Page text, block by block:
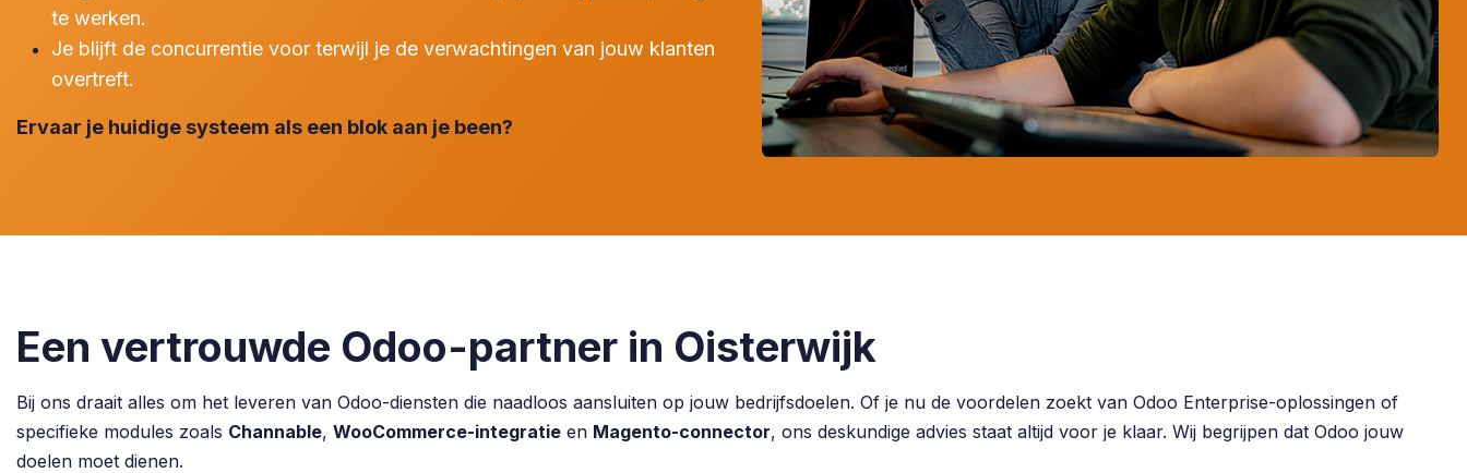
te werken.
Je blijft de concurrentie voor terwijl je de verwachtingen van jouw klanten
overtreft.
Ervaar je huidige systeem als een blok aan je been?
Een vertrouwde Odoo-partner in Oisterwijk
Bij ons draait alles om het leveren van Odoo-diensten die naadloos aansluiten op jouw bedrijfsdoelen. Of je nu de voordelen zoekt van Odoo Enterprise-oplossingen of
specifieke modules zoals Channable, WooCommerce-integratie en Magento-connector, ons deskundige advies staat altijd voor je klaar. Wij begrijpen dat Odoo jouw
doelen moet dienen.